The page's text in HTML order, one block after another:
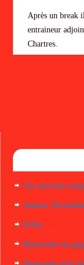
Après un break
entraineur
Chartres.
Ou sont les
Saison
Enfin…
Beauvais ne